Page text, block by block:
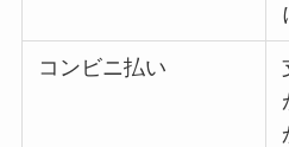
コンビニ払い